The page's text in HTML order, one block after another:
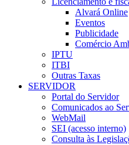
Alvará Online
Eventos
Publicidade
Comércio
IPTU
ITBI
Outras Taxas
SERVIDOR
Portal do Servidor
Comunicados ao
WebMail
SEI (acesso interno)
Consulta às